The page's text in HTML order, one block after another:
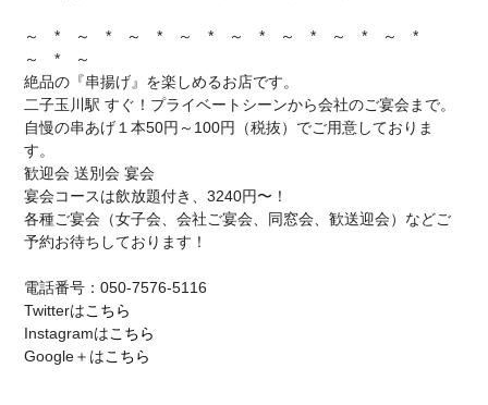
～ * ～ * ～ * ～ * ～ * ～ * ～ * ～ *
～ * ～
絶品の『串揚げ』を楽しめるお店です。
二子玉川駅 すぐ！プライベートシーンから会社のご宴会まで。
自慢の串あげ１本50円～100円（税抜）でご用意しておりま
す。
歓迎会 送別会 宴会
宴会コースは飲放題付き、3240円〜！
各種ご宴会（女子会、会社ご宴会、同窓会、歓送迎会）などご
予約お待ちしております！
電話番号：050-7576-5116
Twitterはこちら
Instagramはこちら
Google＋はこちら